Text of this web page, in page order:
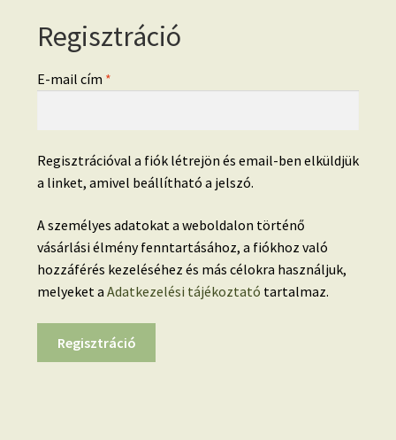
Regisztráció
E-mail cím *Kötelező
Regisztrációval a fiók létrejön és email-ben elküldjük
a linket, amivel beállítható a jelszó.
A személyes adatokat a weboldalon történő
vásárlási élmény fenntartásához, a fiókhoz való
hozzáférés kezeléséhez és más célokra használjuk,
melyeket a Adatkezelési tájékoztató tartalmaz.
Regisztráció